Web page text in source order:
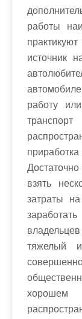
работы
источник
работу
взять
затраты
тяжелый
хорошем